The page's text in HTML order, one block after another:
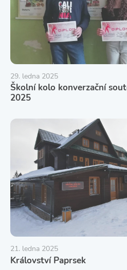
29. ledna 2025
Školní kolo konverzační
2025
21. ledna 2025
Království Paprsek